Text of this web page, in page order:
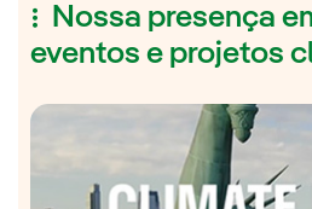
Nossa presença
eventos e projetos